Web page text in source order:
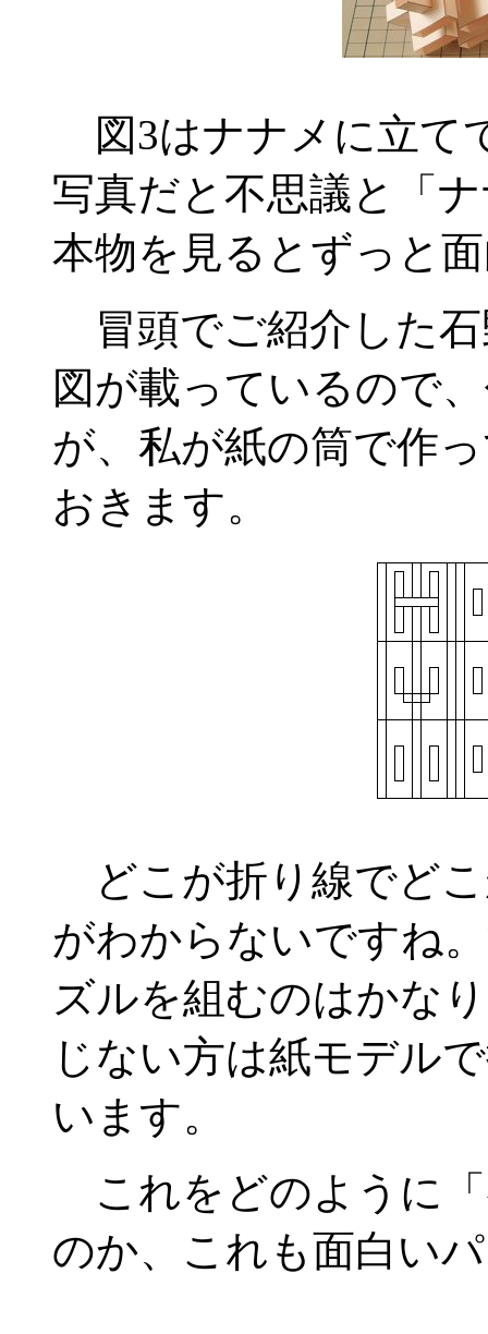
図3はナナメに立て
写真だと不思議と「
本物を見るとずっと
冒頭でご紹介した
図が載っているので
が、私が紙の筒で作
おきます。
どこが折り線でど
がわからないですね
ズルを組むのはかな
じない方は紙モデル
います。
これをどのように
のか、これも面白い